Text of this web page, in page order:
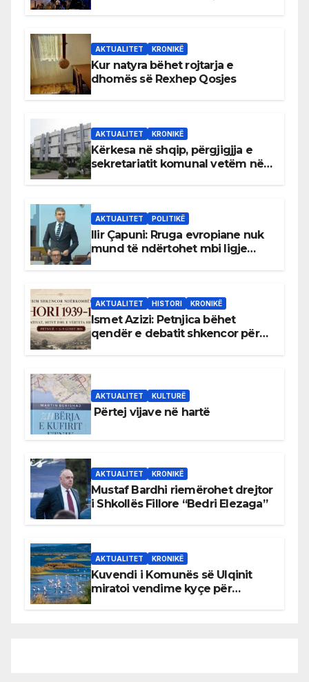
AKTUALITET KRONIKË
Kur natyra bëhet rojtarja e
dhomës së Rexhep Qosjes
AKTUALITET KRONIKË
Kërkesa në shqip, përgjigjja e
sekretariatit komunal vetëm në
AKTUALITET POLITIKË
Ilir Çapuni: Rruga evropiane nuk
mund të ndërtohet mbi ligje
AKTUALITET HISTORI KRONIKË
Ismet Azizi: Petnjica bëhet
qendër e debatit shkencor për
AKTUALITET KULTURË
Përtej vijave në hartë
AKTUALITET KRONIKË
Mustaf Bardhi riemërohet drejtor
i Shkollës Fillore “Bedri Elezaga”
AKTUALITET KRONIKË
Kuvendi i Komunës së Ulqinit
miratoi vendime kyçe për